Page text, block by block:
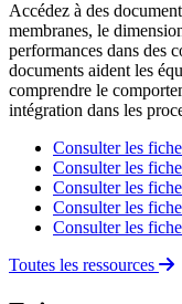
Accédez à des
membranes, le
performances dans des
documents aident les
comprendre le
intégration dans les
Consulter les
Consulter les
Consulter les
Consulter les
Consulter les
Toutes les ressources